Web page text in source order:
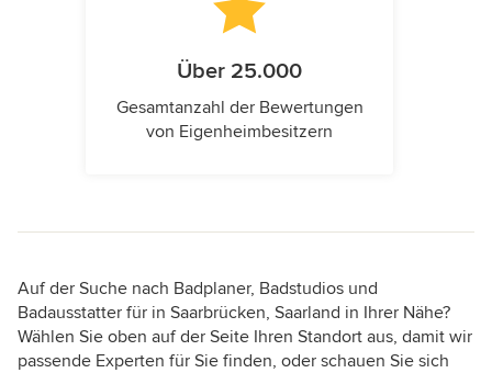
Über 25.000
Gesamtanzahl der Bewertungen
von Eigenheimbesitzern
Auf der Suche nach Badplaner, Badstudios und
Badausstatter für in Saarbrücken, Saarland in Ihrer Nähe?
Wählen Sie oben auf der Seite Ihren Standort aus, damit wir
passende Experten für Sie finden, oder schauen Sie sich